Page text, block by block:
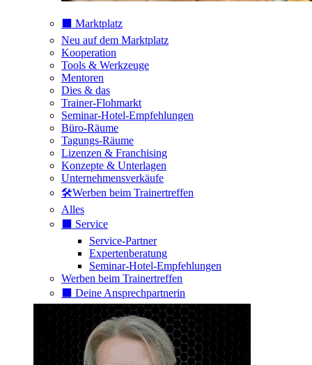
⬛️ Marktplatz
Neu auf dem Marktplatz
Kooperation
Tools & Werkzeuge
Mentoren
Dies & das
Trainer-Flohmarkt
Seminar-Hotel-Empfehlungen
Büro-Räume
Tagungs-Räume
Lizenzen & Franchising
Konzepte & Unterlagen
Unternehmensverkäufe
🛠️Werben beim Trainertreffen
Alles
⬛️ Service
Service-Partner
Expertenberatung
Seminar-Hotel-Empfehlungen
Werben beim Trainertreffen
⬛️ Deine Ansprechpartnerin